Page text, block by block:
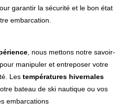
garantir la sécurité et le bon état
embarcation.
, nous mettons notre savoir-
manipuler et entreposer votre
Les températures hivernales
bateau de ski nautique ou vos
embarcations